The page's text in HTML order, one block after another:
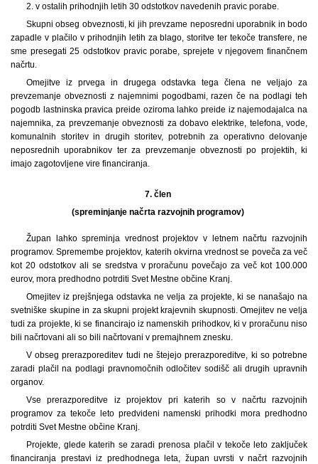
2. v ostalih prihodnjih letih 30 odstotkov navedenih pravic porabe.
Skupni obseg obveznosti, ki jih prevzame neposredni uporabnik in bodo
zapadle v plačilo v prihodnjih letih za blago, storitve ter tekoče transfere, ne
sme presegati 25 odstotkov pravic porabe, sprejete v njegovem finančnem
načrtu.
Omejitve iz prvega in drugega odstavka tega člena ne veljajo za
prevzemanje obveznosti z najemnimi pogodbami, razen če na podlagi teh
pogodb lastninska pravica preide oziroma lahko preide iz najemodajalca na
najemnika, za prevzemanje obveznosti za dobavo elektrike, telefona, vode,
komunalnih storitev in drugih storitev, potrebnih za operativno delovanje
neposrednih uporabnikov ter za prevzemanje obveznosti po projektih, ki
imajo zagotovljene vire financiranja.
7. člen
(spreminjanje načrta razvojnih programov)
Župan lahko spreminja vrednost projektov v letnem načrtu razvojnih
programov. Spremembe projektov, katerih okvirna vrednost se poveča za več
kot 20 odstotkov ali se sredstva v proračunu povečajo za več kot 100.000
eurov, mora predhodno potrditi Svet Mestne občine Kranj.
Omejitev iz prejšnjega odstavka ne velja za projekte, ki se nanašajo na
svetniške skupine in za skupni projekt krajevnih skupnosti. Omejitev ne velja
tudi za projekte, ki se financirajo iz namenskih prihodkov, ki v proračunu niso
bili načrtovani ali so bili načrtovani v premajhnem znesku.
V obseg prerazporeditev tudi ne štejejo prerazporeditve, ki so potrebne
zaradi plačil na podlagi pravnomočnih odločitev sodišč ali drugih upravnih
organov.
Vse prerazporeditve iz projektov pri katerih so v načrtu razvojnih
programov za tekoče leto predvideni namenski prihodki mora predhodno
potrditi Svet Mestne občine Kranj.
Projekte, glede katerih se zaradi prenosa plačil v tekoče leto zaključek
financiranja prestavi iz predhodnega leta, župan uvrsti v načrt razvojnih